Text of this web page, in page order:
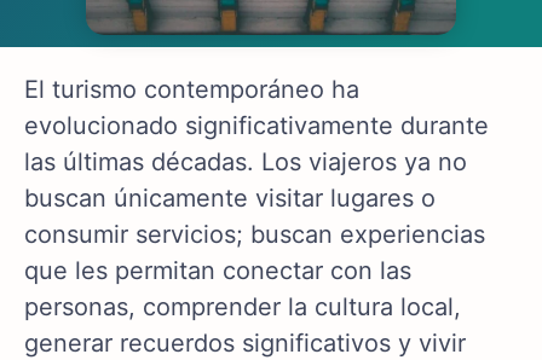
El turismo contemporáneo ha
evolucionado significativamente durante
las últimas décadas. Los viajeros ya no
buscan únicamente visitar lugares o
consumir servicios; buscan experiencias
que les permitan conectar con las
personas, comprender la cultura local,
generar recuerdos significativos y vivir